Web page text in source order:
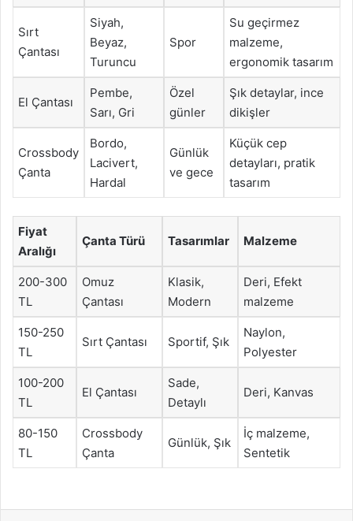
Sırt
Çantası
Siyah,
Beyaz,
Turuncu
Spor
Su geçirmez
malzeme,
ergonomik tasarım
El Çantası
Pembe,
Sarı, Gri
Özel
günler
Şık detaylar, ince
dikişler
Crossbody
Çanta
Bordo,
Lacivert,
Hardal
Günlük
ve gece
Küçük cep
detayları, pratik
tasarım
Fiyat
Aralığı
Çanta Türü Tasarımlar Malzeme
200-300
TL
Omuz
Çantası
Klasik,
Modern
Deri, Efekt
malzeme
150-250
TL
Sırt Çantası Sportif, Şık
Naylon,
Polyester
100-200
TL
El Çantası
Sade,
Detaylı
Deri, Kanvas
80-150
TL
Crossbody
Çanta
Günlük, Şık
İç malzeme,
Sentetik